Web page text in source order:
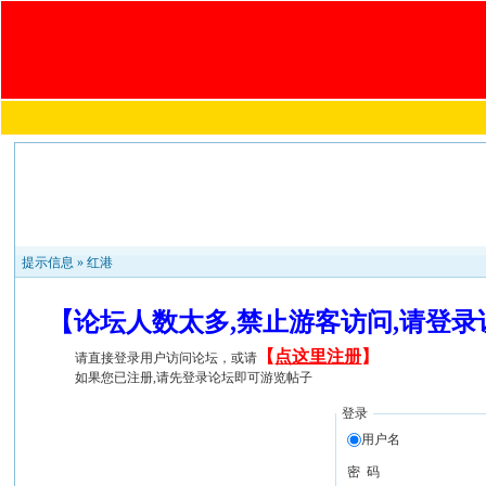
提示信息 »红港
【论坛人数太多,禁止游客访问,请登
请直接登录用户访问论坛，或请 【 点这里注册】
如果您已注册,请先登录论坛即可游览帖子
登录
用户名
密 码